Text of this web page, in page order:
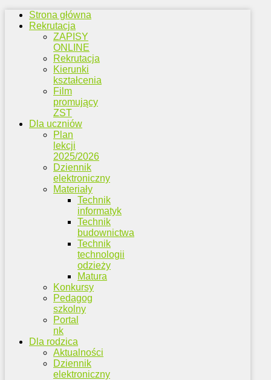
Strona główna
Rekrutacja
ZAPISY
ONLINE
Rekrutacja
Kierunki
kształcenia
Film
promujący
ZST
Dla uczniów
Plan
lekcji
2025/2026
Dziennik
elektroniczny
Materiały
Technik
informatyk
Technik
budownictwa
Technik
technologii
odzieży
Matura
Konkursy
Pedagog
szkolny
Portal
nk
Dla rodzica
Aktualności
Dziennik
elektroniczny